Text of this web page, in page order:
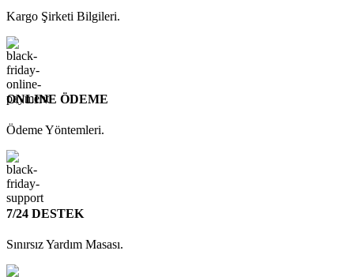
Kargo Şirketi Bilgileri.
ONLINE ÖDEME
Ödeme Yöntemleri.
7/24 DESTEK
Sınırsız Yardım Masası.